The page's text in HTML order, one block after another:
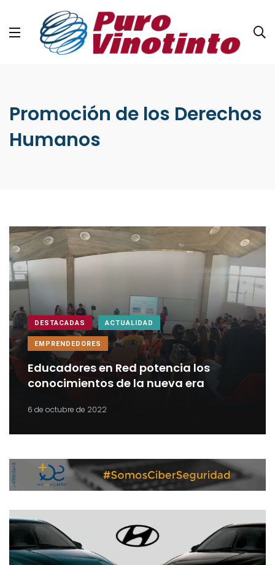
Promoción de los Derechos
Humanos
DESTACADAS ACTUALIDAD
EMPRENDEDORES
Educadores en Red potencia los
conocimientos de la nueva era
6 de octubre de 2022